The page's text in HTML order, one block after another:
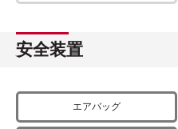
安全装置
エアバッグ